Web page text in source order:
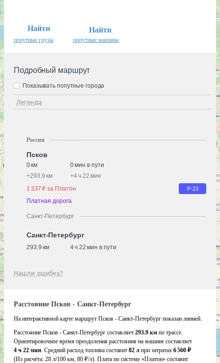
Найти
попутные грузы
Найти
попутные машины
Подробный маршрут
Легенда
Показывать попутные города
Россия
Псков
0 км
0 мин в пути
+293.9 км +4 ч 22 мин
1 337 ₽ за Платон
Р-23
Платная дорога
Санкт-Петербург
Санкт-Петербург
293.9 км 4 ч 22 мин в пути
Нашли ошибку?
Расстояние Псков - Санкт-Петербург
На интерактивной карте маршрут Псков - Санкт-Петербург показан линией.
Расстояние Псков - Санкт-Петербург составляет 293.9 км по трассе.
Ориентировочное время преодоления расстояния на машине составляет
4 ч 22 мин. Средний расход топлива составит 82 л при затратах 6 560 ₽
(Из расчёта: 28 л/100 км, 80 ₽/л). Плата по системе «Платон» составит